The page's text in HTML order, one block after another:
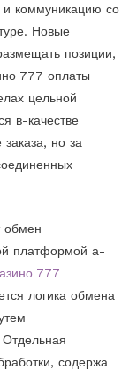
коммуникацию со
Новые
позиции,
777 оплаты
цельной
в-качестве
но за
обмен
платформой а-
азино 777
логика обмена
Отдельная
содержа